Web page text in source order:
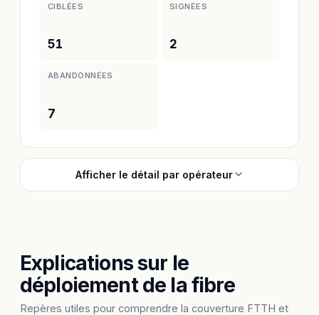
CIBLÉES
51
SIGNÉES
2
ABANDONNÉES
7
Afficher le détail par opérateur
Explications sur le
déploiement de la fibre
Repères utiles pour comprendre la couverture FTTH et